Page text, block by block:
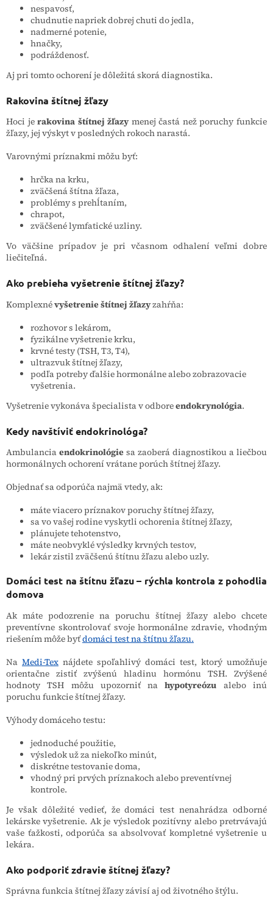
nespavosť,
chudnutie napriek dobrej chuti do jedla,
nadmerné potenie,
hnačky,
podráždenosť.
Aj pri tomto ochorení je dôležitá skorá diagnostika.
Rakovina štítnej žľazy
Hoci jerakovina štítnej žľazymenej častá než poruchy funkcie
žľazy, jej výskyt v posledných rokoch narastá.
Varovnými príznakmi môžu byť:
hrčka na krku,
zväčšená štítna žľaza,
problémy s prehĺtaním,
chrapot,
zväčšené lymfatické uzliny.
Vo väčšine prípadov je pri včasnom odhalení veľmi dobre
liečiteľná.
Ako prebieha vyšetrenie štítnej žľazy?
Komplexnévyšetrenie štítnej žľazyzahŕňa:
rozhovor s lekárom,
fyzikálne vyšetrenie krku,
krvné testy (TSH, T3, T4),
ultrazvuk štítnej žľazy,
podľa potreby ďalšie hormonálne alebo zobrazovacie
vyšetrenia.
Vyšetrenie vykonáva špecialista v odboreendokrynológia.
Kedy navštíviť endokrinológa?
Ambulancia endokrinológie sa zaoberá diagnostikou a liečbou
hormonálnych ochorení vrátane porúch štítnej žľazy.
Objednať sa odporúča najmä vtedy, ak:
máte viacero príznakov poruchy štítnej žľazy,
sa vo vašej rodine vyskytli ochorenia štítnej žľazy,
plánujete tehotenstvo,
máte neobvyklé výsledky krvných testov,
lekár zistil zväčšenú štítnu žľazu alebo uzly.
Domáci test na štítnu žľazu – rýchla kontrola z pohodlia
domova
Ak máte podozrenie na poruchu štítnej žľazy alebo chcete
preventívne skontrolovať svoje hormonálne zdravie, vhodným
riešením môže byťdomáci test na štítnu žľazu.
Na Medi-Tex nájdete spoľahlivý domáci test, ktorý umožňuje
orientačne zistiť zvýšenú hladinu hormónu TSH. Zvýšené
hodnoty TSH môžu upozorniť nahypotyreózu alebo inú
poruchu funkcie štítnej žľazy.
Výhody domáceho testu:
jednoduché použitie,
výsledok už za niekoľko minút,
diskrétne testovanie doma,
vhodný pri prvých príznakoch alebo preventívnej
kontrole.
Je však dôležité vedieť, že domáci test nenahrádza odborné
lekárske vyšetrenie. Ak je výsledok pozitívny alebo pretrvávajú
vaše ťažkosti, odporúča sa absolvovať kompletné vyšetrenie u
lekára.
Ako podporiť zdravie štítnej žľazy?
Správna funkcia štítnej žľazy závisí aj od životného štýlu.